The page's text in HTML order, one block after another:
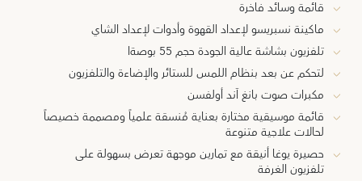
قائمة وسائد فاخرة
ماكينة نسبريسو لإعداد القهوة وأدوات لإعداد الشاي
تلفزيون بشاشة عالية الجودة حجم 55 بوصةا
لتحكم عن بعد بنظام اللمس للستائر والإضاءة والتلفزيون
مكبرات صوت بانغ آند أولفسن
قائمة موسيقية مختارة بعناية مُنسقة علمياً ومصممة خصيصاً
لحالات علاجية متنوعة
حصيرة يوغا أنيقة مع تمارين موجهة تعرض بسهولة على
تلفزيون الغرفة